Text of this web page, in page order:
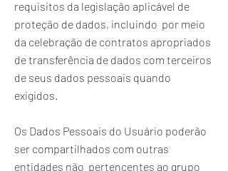
requisitos da legislação aplicável de
proteção de dados, incluindo por meio
da celebração de contratos apropriados
de transferência de dados com terceiros
de seus dados pessoais quando
exigidos.
Os Dados Pessoais do Usuário poderão
ser compartilhados com outras
entidades não pertencentes ao grupo